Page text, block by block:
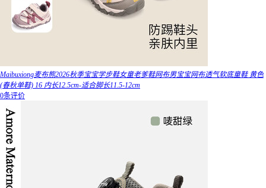
Maibuxiong麦布熊2026秋季宝宝学步鞋女童老爹鞋网布男宝宝网布透气软底童鞋 黄色
(春秋单鞋) 16 内长12.5cm-适合脚长11.5-12cm
0条评价